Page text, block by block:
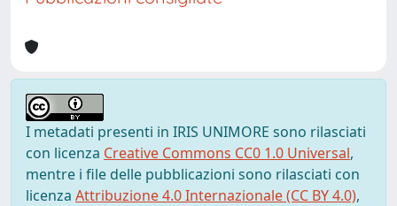
I metadati presenti in IRIS UNIMORE sono rilasciati
con licenza Creative Commons CC0 1.0 Universal,
mentre i file delle pubblicazioni sono rilasciati con
licenza Attribuzione 4.0 Internazionale (CC BY 4.0),